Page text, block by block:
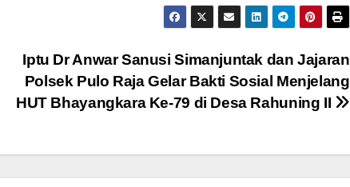
Iptu Dr Anwar Sanusi Simanjuntak dan Jajaran
Polsek Pulo Raja Gelar Bakti Sosial Menjelang
HUT Bhayangkara Ke-79 di Desa Rahuning II